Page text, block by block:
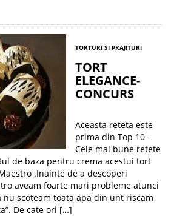
TORTURI SI PRAJITURI
TORT
ELEGANCE-
CONCURS
Aceasta reteta este
prima din Top 10 –
Cele mai bune retete
de baza pentru crema acestui tort
.Inainte de a descoperi
aveam foarte mari probleme atunci
nu scoteam toata apa din unt riscam
De cate ori […]